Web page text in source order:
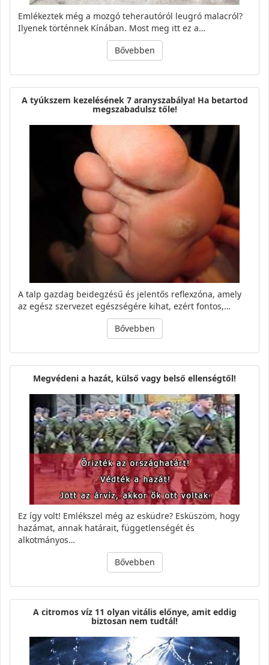
Emlékeztek még a mozgó teherautóról leugró malacról?
Ilyenek történnek Kínában. Most meg itt ez a…
Bővebben
A tyúkszem kezelésének 7 aranyszabálya! Ha betartod
megszabadulsz tőle!
A talp gazdag beidegzésű és jelentős reflexzóna, amely
az egész szervezet egészségére kihat, ezért fontos,…
Bővebben
Megvédeni a hazát, külső vagy belső ellenségtől!
Ez így volt! Emlékszel még az esküdre? Esküszöm, hogy
hazámat, annak határait, függetlenségét és
alkotmányos…
Bővebben
A citromos víz 11 olyan vitális előnye, amit eddig
biztosan nem tudtál!